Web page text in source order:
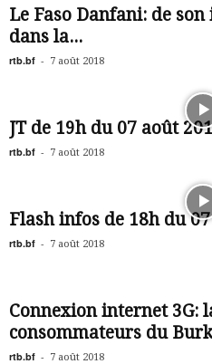
Le Faso Danfani: de
dans la...
rtb.bf - 7 août 2018
JT de 19h du 07 août
rtb.bf - 7 août 2018
Flash infos de 18h du
rtb.bf - 7 août 2018
Connexion internet 3G:
consommateurs du
rtb.bf - 7 août 2018